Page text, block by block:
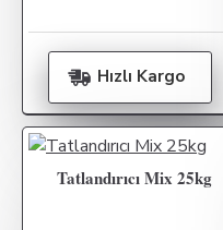
Hızlı Kargo
Tatlandırıcı Mix 25kg